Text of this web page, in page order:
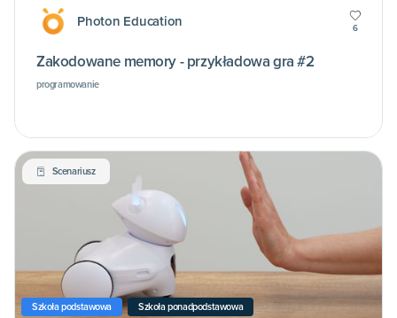
Photon Education 6
Zakodowane memory - przykładowa gra #2
programowanie
Scenariusz
Szkoła podstawowa Szkoła ponadpodstawowa